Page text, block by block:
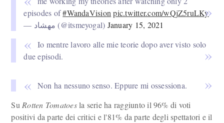
episodes of#WandaVision pic.twitter.com/wQjZ5ruLKy
— مهشاد (@itsmeyogal) January 15, 2021
Io mentre lavoro alle mie teorie dopo aver visto solo
due episodi.
Non ha nessuno senso. Eppure mi ossessiona.
Su Rotten Tomatoesla serie ha raggiunto il 96% di voti
positivi da parte dei critici e l'81% da parte degli spettatori e il